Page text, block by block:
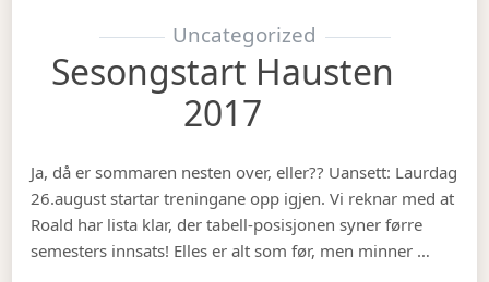
Uncategorized
Sesongstart Hausten
2017
Ja, då er sommaren nesten over, eller?? Uansett: Laurdag
26.august startar treningane opp igjen. Vi reknar med at
Roald har lista klar, der tabell-posisjonen syner førre
semesters innsats! Elles er alt som før, men minner …